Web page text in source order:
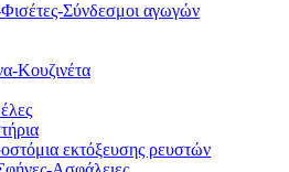
Σύνδεσμοι αγωγών
Κουζινέτα
εκτόξευσης ρευστών